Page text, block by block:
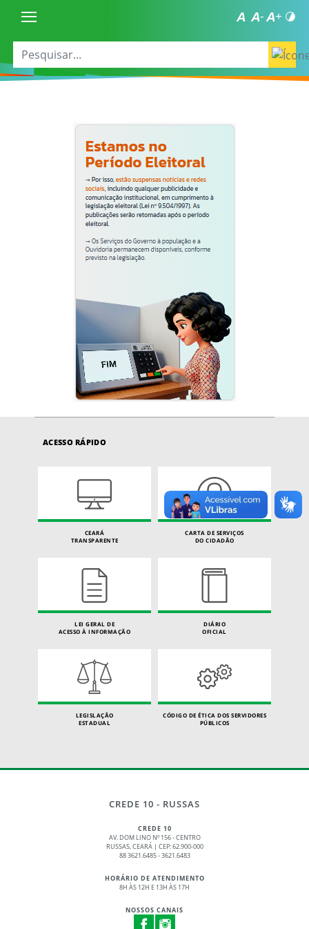
ACESSO RÁPIDO
CEARÁ
TRANSPARENTE
CARTA DE SERVIÇOS
DO CIDADÃO
LEI GERAL DE
ACESSO À INFORMAÇÃO
DIÁRIO
OFICIAL
LEGISLAÇÃO
ESTADUAL
CÓDIGO DE ÉTICA DOS SERVIDORES
PÚBLICOS
CREDE 10 - RUSSAS
CREDE 10
AV. DOM LINO Nº 156 - CENTRO
RUSSAS, CEARÁ | CEP: 62.900-000
88 3621.6485 - 3621.6483
HORÁRIO DE ATENDIMENTO
8H ÀS 12H E 13H ÀS 17H
NOSSOS CANAIS